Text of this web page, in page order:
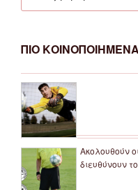
ΠΙΟ
Ακολουθούν
διευθύνουν